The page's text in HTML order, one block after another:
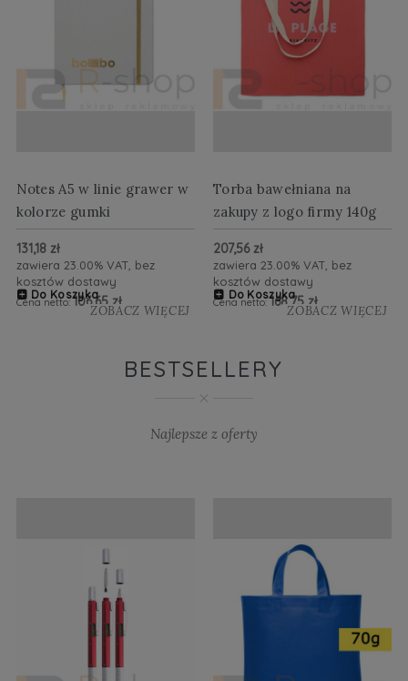
Notes A5 w linie grawer w
kolorze gumki
131,18 zł
zawiera 23.00% VAT, bez
kosztów dostawy
Cena netto:106,65 zł
Do Koszyka
ZOBACZ WIĘCEJ
Torba bawełniana na
zakupy z logo firmy 140g
długie uchwyty
207,56 zł
zawiera 23.00% VAT, bez
kosztów dostawy
Cena netto:168,75 zł
Do Koszyka
ZOBACZ WIĘCEJ
BESTSELLERY
Najlepsze z oferty